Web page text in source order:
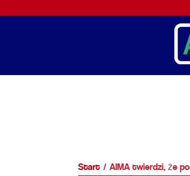
Start AIMA twierdzi, że